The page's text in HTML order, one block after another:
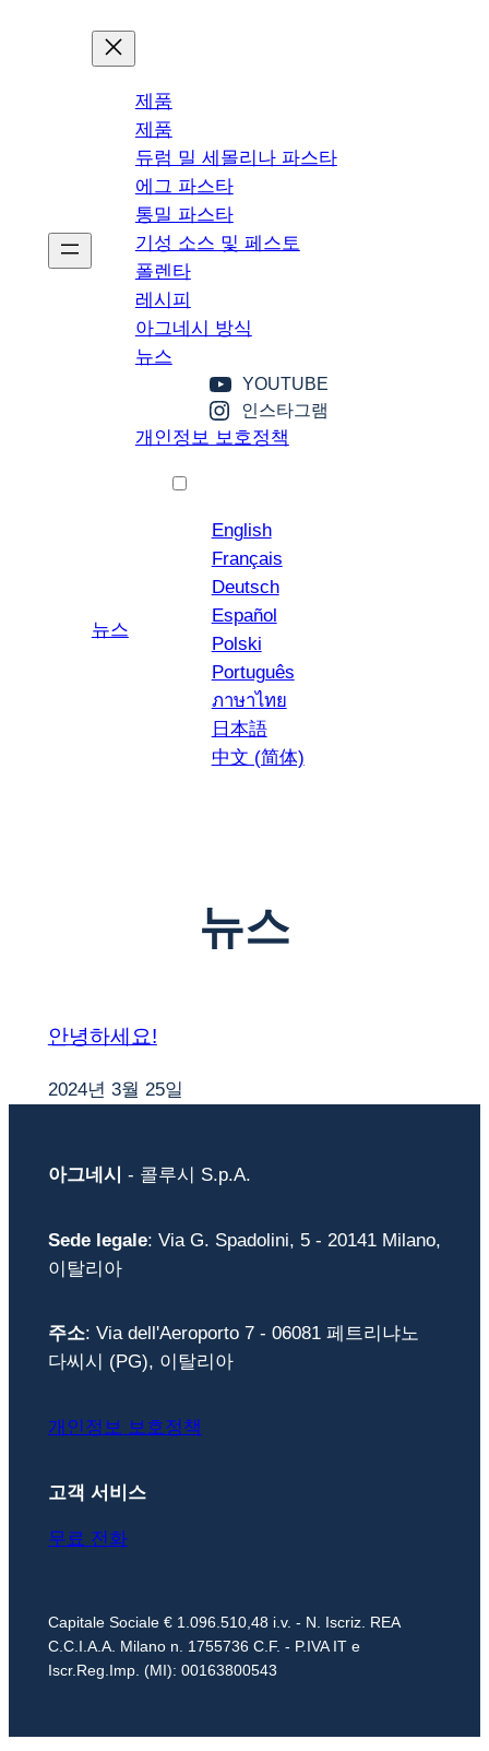
제품
제품
듀럼 밀 세몰리나 파스타
에그 파스타
통밀 파스타
기성 소스 및 페스토
폴렌타
레시피
아그네시 방식
뉴스
YOUTUBE
인스타그램
개인정보 보호정책
뉴스
English
Français
Deutsch
Español
Polski
Português
ภาษาไทย
日本語
中文 (简体)
뉴스
안녕하세요!
2024년 3월 25일
아그네시 - 콜루시 S.p.A.
Sede legale: Via G. Spadolini, 5 - 20141 Milano,
이탈리아
주소: Via dell'Aeroporto 7 - 06081 페트리냐노
다씨시 (PG), 이탈리아
개인정보 보호정책
고객 서비스
무료 전화
Capitale Sociale € 1.096.510,48 i.v. - N. Iscriz. REA
C.C.I.A.A. Milano n. 1755736 C.F. - P.IVA IT e
Iscr.Reg.Imp. (MI): 00163800543